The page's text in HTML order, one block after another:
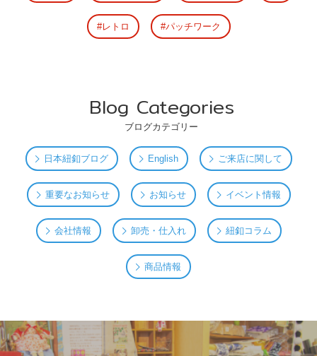
レトロ パッチワーク
Blog Categories
ブログカテゴリー
日本紐釦ブログ English ご来店に関して
重要なお知らせ お知らせ イベント情報
会社情報 卸売・仕入れ 紐釦コラム
商品情報